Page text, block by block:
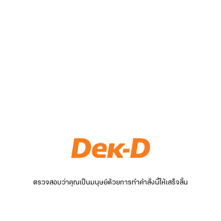
ตรวจสอบว่าคุณเป็นมนุษย์ด้วยการทำคำสั่งนี้ให้เสร็จสิ้น